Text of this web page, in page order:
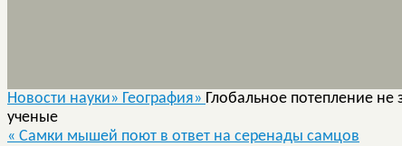
Новости науки» География» Глобальное потепление
ученые
« Самки мышей поют в ответ на серенады самцов